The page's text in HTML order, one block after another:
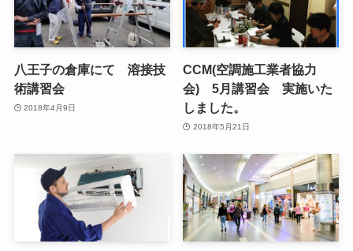
八王子の倉庫にて 溶接技
術講習会
2018年4月9日
CCM(空調施工業者協力
会) 5月講習会 実施いた
しました。
2018年5月21日